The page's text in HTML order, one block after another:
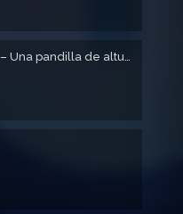
MiniCampeones – Una pandilla de altura